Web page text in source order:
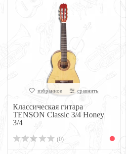
избранное сравнить
Классическая гитара
TENSON Classic 3/4 Honey
3/4
(0)